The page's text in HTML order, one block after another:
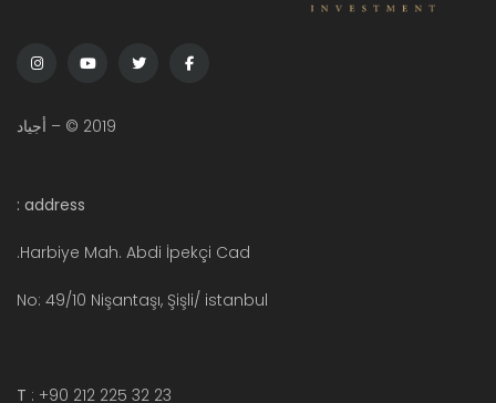
2019 © – أجياد
address :
Harbiye Mah. Abdi İpekçi Cad.
No: 49/10 Nişantaşı, Şişli/ istanbul
T : +90 212 225 32 23